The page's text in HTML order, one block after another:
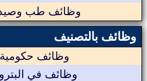
وظائف طب
وظائف بالتصنيف
وظائف حكومية
وظائف في